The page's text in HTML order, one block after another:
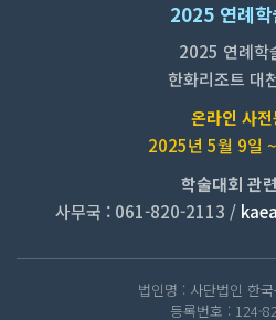
2025 연례학
2025 연례학
한화리조트 대
온라인 사
2025년 5월 9일
학술대회 관
사무국 : 061-820-2113 /
법인명 : 사단법인 한
등록번호 : 124-